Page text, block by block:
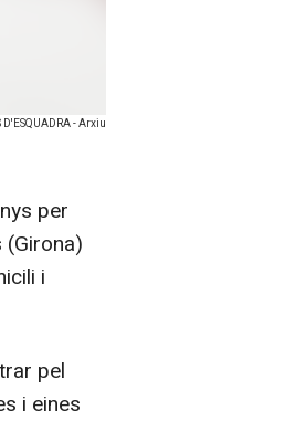
D'ESQUADRA - Arxiu
per
i
pel
i eines